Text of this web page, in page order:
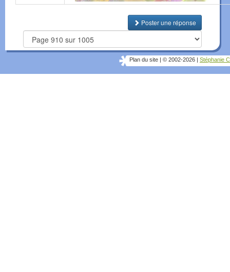
Poster une réponse
Plan du site © 2002-2026 Stéphanie C